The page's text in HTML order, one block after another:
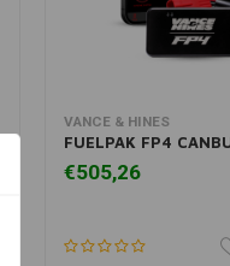
In
VANCE & HINES
FUELPAK FP4
€505,26